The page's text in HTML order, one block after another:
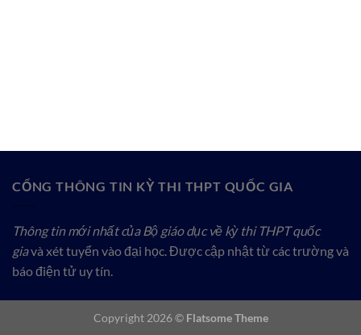
CỔNG THÔNG TIN KỲ THI THPT QUỐC GIA
Thông tin mới nhất của Bộ giáo dục về kỳ thi THPT quốc
giavà xét tuyển vào đại học. Được cập nhật từ các trường và
báo điện tử uy tín.
Copyright 2026 © Flatsome Theme